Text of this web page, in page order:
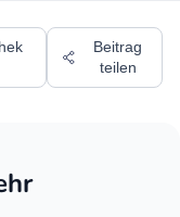
Beitrag
teilen